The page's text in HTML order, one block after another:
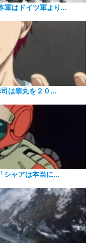
軍はドイツ軍より...
は睾丸を２０...
シャアは本当に...